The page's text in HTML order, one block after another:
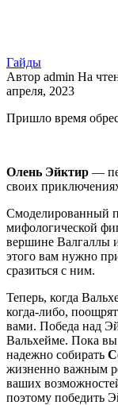
Гайды
Автор admin На
апреля, 2023
Пришло время
Олень Эйктир —
своих
Смоделированный
мифологической
вершине Валгаллы и
этого вам нужно
сразиться с ним.
Теперь, когда
когда-либо,
вами. Победа над
Вальхейме. Пока вы
надежно собирать
жизненно важным
ваших
поэтому победить